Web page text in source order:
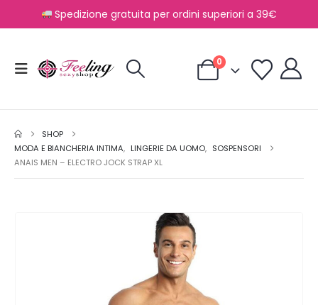
Spedizione gratuita per ordini superiori a 39€
0
SHOP
MODA E BIANCHERIA INTIMA, LINGERIE DA UOMO, SOSPENSORI
ANAIS MEN – ELECTRO JOCK STRAP XL